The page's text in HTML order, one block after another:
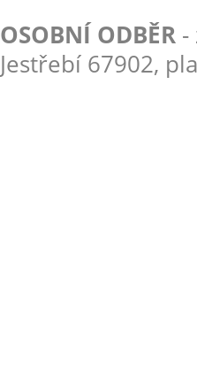
OSOBNÍ ODBĚR -
Jestřebí 67902,